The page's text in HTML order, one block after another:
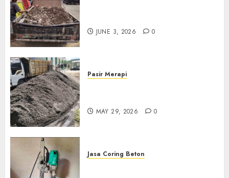
JUNE 3, 2026 0
Pasir Merapi
MAY 29, 2026 0
Jasa Coring Beton